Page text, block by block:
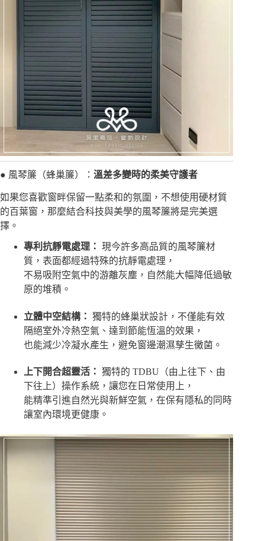
● 風琴簾（蜂巢簾）： 溫差多變時的柔美守護者
如果您喜歡窗畔保留一點柔和的氛圍，不想使用硬材質
的百葉窗，那麼結合科技與美學的風琴簾將是完美選
擇。
專利抗靜電處理： 現今許多高品質的風琴簾材
質，表面都經過特殊的抗靜電處理，
不易吸附空氣中的游離灰塵，自然能大幅降低過敏
原的堆積。
立體中空結構： 獨特的蜂巢狀設計，不僅能有效
隔絕室外冷熱空氣、達到節能恆溫的效果，
也能減少冷凝水產生，避免窗邊潮濕孳生黴菌。
上下開合超靈活： 獨特的 TDBU（由上往下、由
下往上）操作系統，讓您在日常使用上，
能精準引進自然光與新鮮空氣，在保有隱私的同時
讓室內環境更健康。